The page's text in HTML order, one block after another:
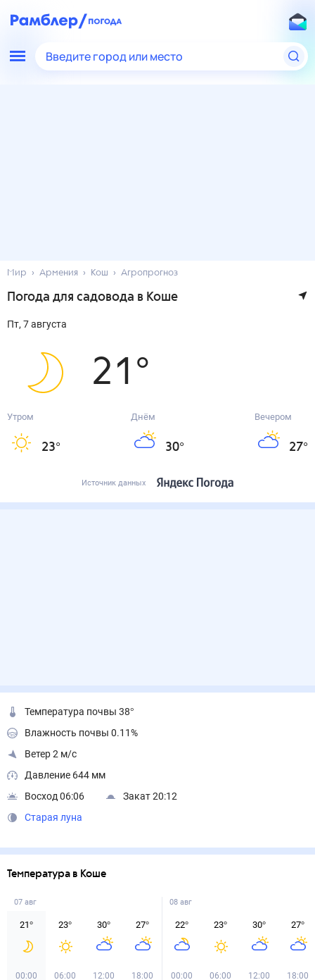
Введите город или место
Мир Армения Кош Агропрогноз
Погода для садовода в Коше
пт, 7 августа
21 °
Утром
23°
Днём
30°
Вечером
27°
Источник данных
Температура почвы 38°
Влажность почвы 0.11%
Ветер 2 м/с
Давление 644 мм
Восход 06:06
Закат 20:12
Старая луна
Температура в Коше
07 авг
21°
00:00
23°
06:00
30°
12:00
27°
18:00
08 авг
22°
00:00
23°
06:00
30°
12:00
27°
18:00